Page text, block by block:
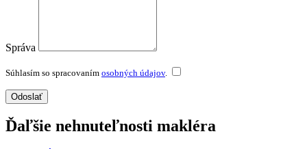
Správa
Súhlasím so spracovaním osobných údajov.
Odoslať
Ďaľšie nehnuteľnosti makléra